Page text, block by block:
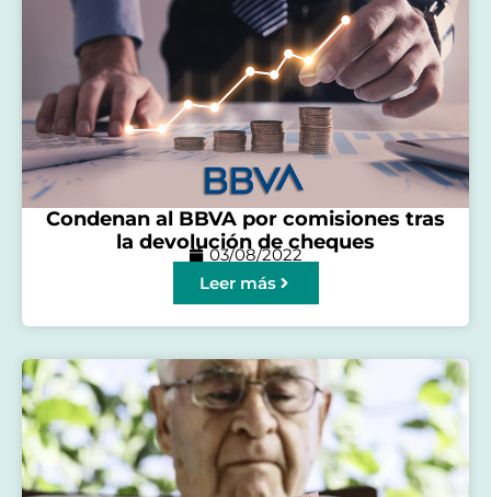
Condenan al BBVA por comisiones tras
la devolución de cheques
03/08/2022
Leer más